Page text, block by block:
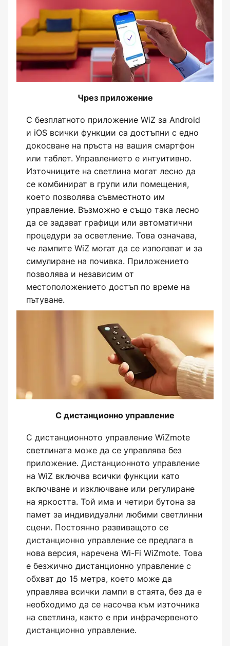
Чрез приложение
С безплатното приложение WiZ за Android
и iOS всички функции са достъпни с едно
докосване на пръста на вашия смартфон
или таблет. Управлението е интуитивно.
Източниците на светлина могат лесно да
се комбинират в групи или помещения,
което позволява съвместното им
управление. Възможно е също така лесно
да се задават графици или автоматични
процедури за осветление. Това означава,
че лампите WiZ могат да се използват и за
симулиране на почивка. Приложението
позволява и независим от
местоположението достъп по време на
пътуване.
С дистанционно управление
С дистанционното управление WiZmote
светлината може да се управлява без
приложение. Дистанционното управление
на WiZ включва всички функции като
включване и изключване или регулиране
на яркостта. Той има и четири бутона за
памет за индивидуални любими светлинни
сцени. Постоянно развиващото се
дистанционно управление се предлага в
нова версия, наречена Wi-Fi WiZmote. Това
е безжично дистанционно управление с
обхват до 15 метра, което може да
управлява всички лампи в стаята, без да е
необходимо да се насочва към източника
на светлина, както е при инфрачервеното
дистанционно управление.